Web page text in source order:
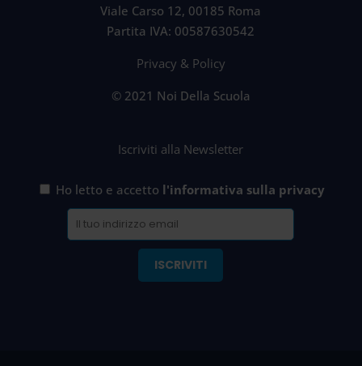
Viale Carso 12, 00185 Roma
Partita IVA: 00587630542
Privacy & Policy
© 2021 Noi Della Scuola
Iscriviti alla Newsletter
Ho letto e accetto l'informativa sulla privacy